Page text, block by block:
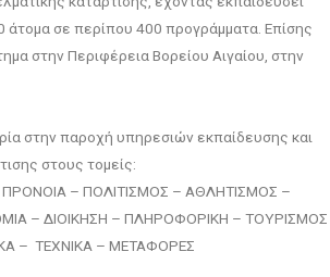
άτομα σε περίπου 400 προγράμματα. Επίσης
στην Περιφέρεια Βορείου Αιγαίου, στην
στην παροχή υπηρεσιών εκπαίδευσης και
στους τομείς:
ΠΡΟΝΟΙΑ – ΠΟΛΙΤΙΣΜΟΣ – ΑΘΛΗΤΙΣΜΟΣ –
– ΔΙΟΙΚΗΣΗ – ΠΛΗΡΟΦΟΡΙΚΗ – ΤΟΥΡΙΣΜΟΣ
– ΤΕΧΝΙΚΑ – ΜΕΤΑΦΟΡΕΣ